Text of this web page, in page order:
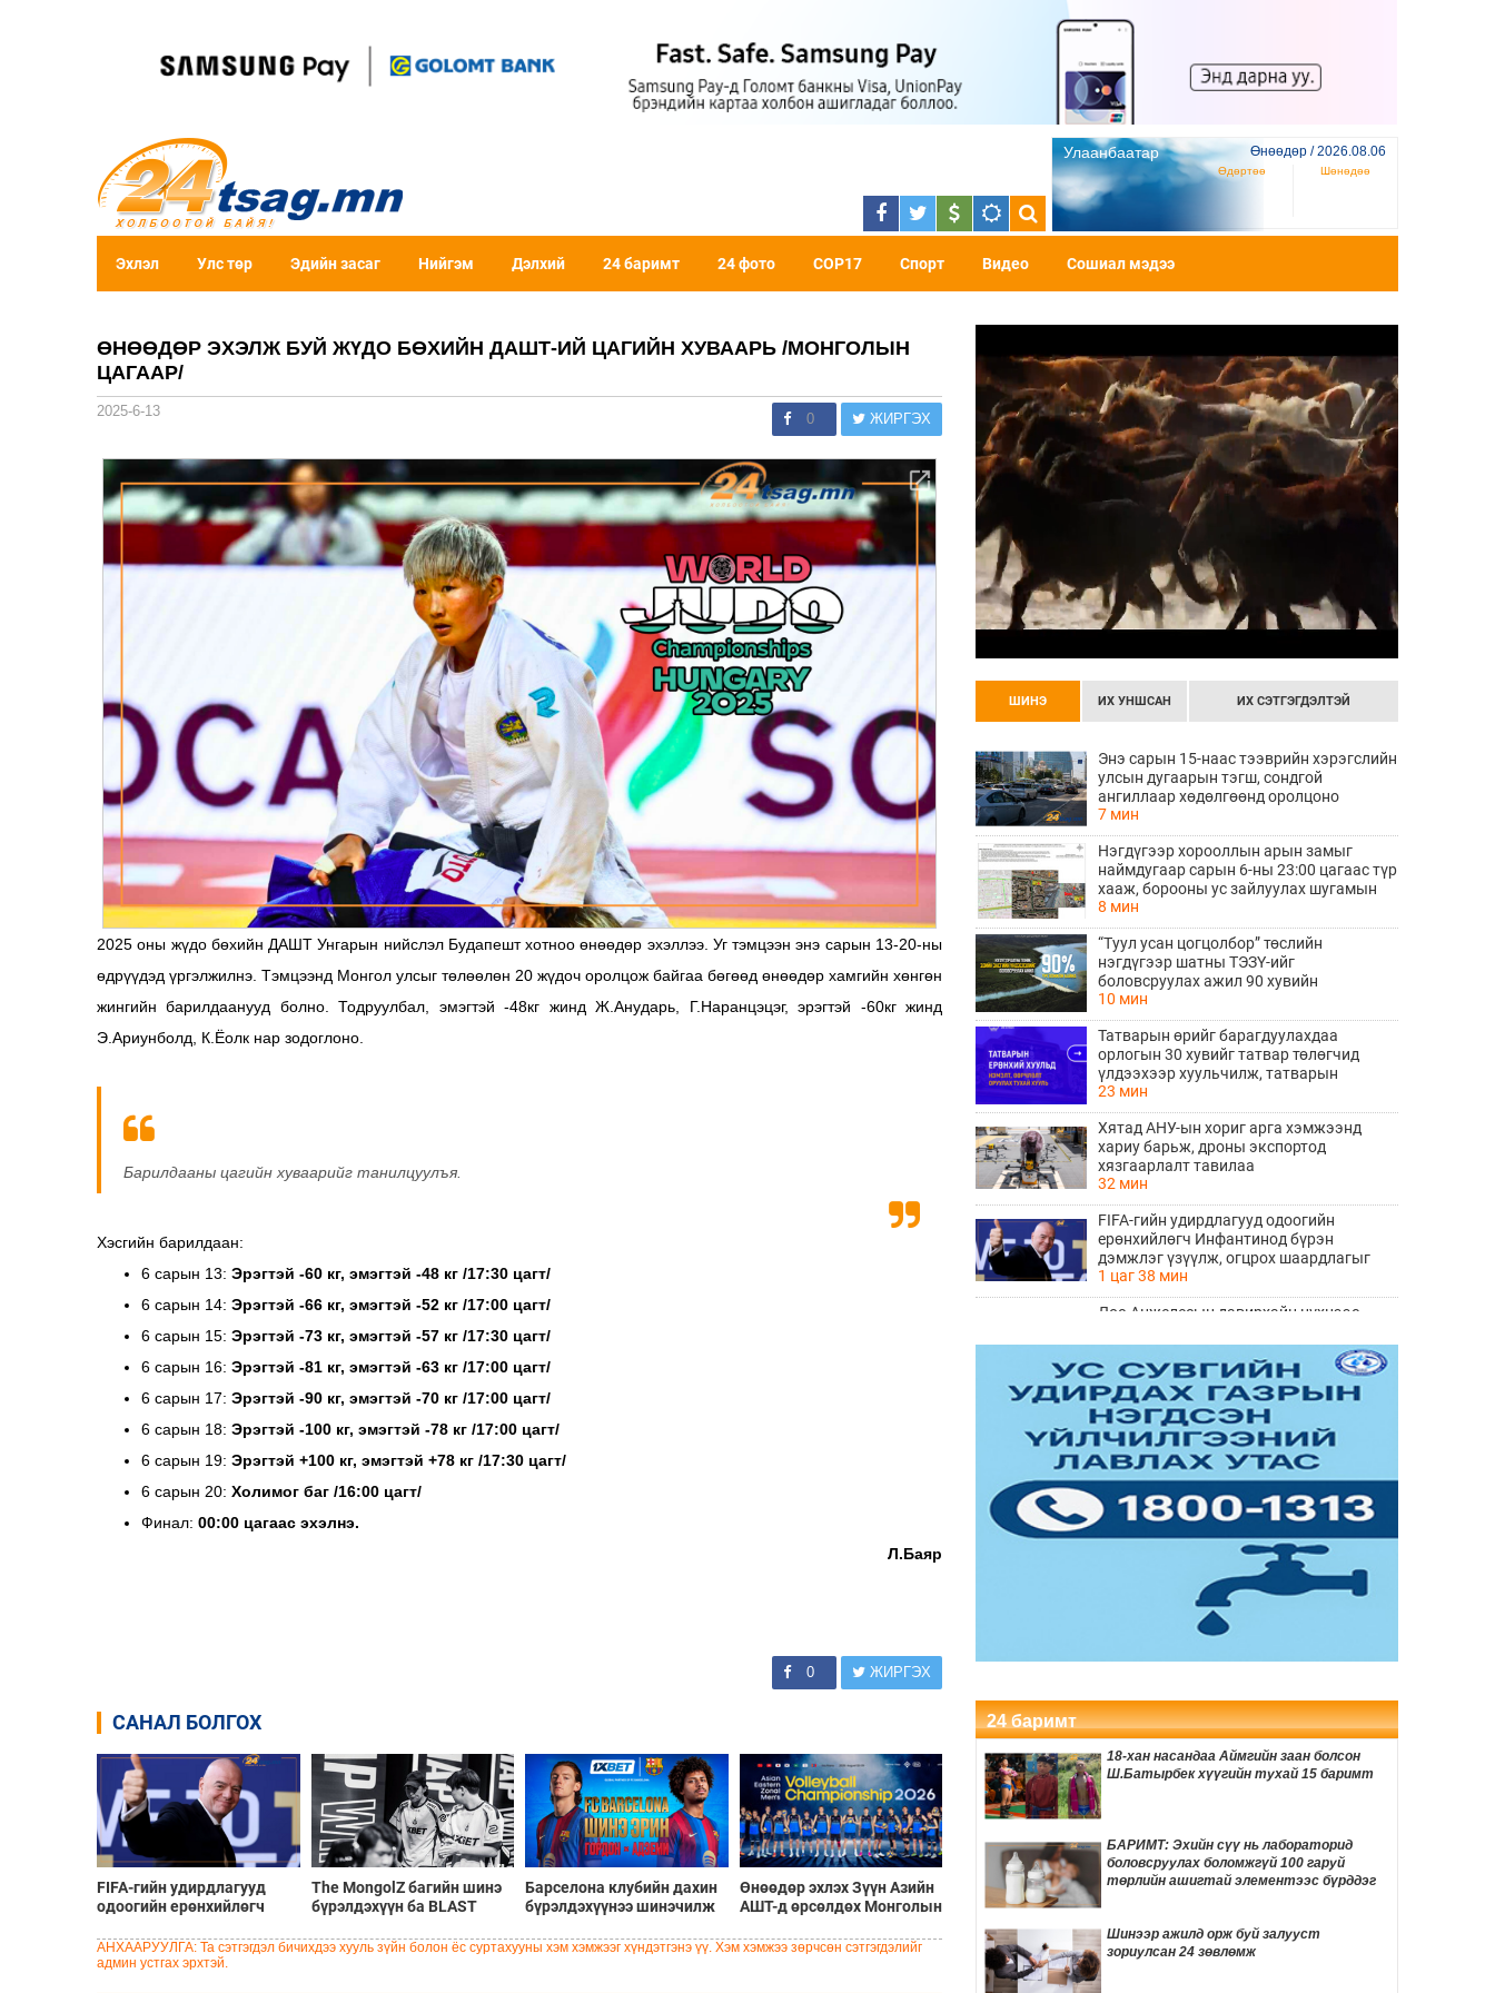
Улаанбаатар Өнөөдөр / 2026.08.06
Өдөртөө Шөнөдөө
Эхлэл Улс төр Эдийн засаг Нийгэм Дэлхий 24 баримт 24 фото COP17 Спорт Видео Сошиал мэдээ
ӨНӨӨДӨР ЭХЭЛЖ БУЙ ЖҮДО БӨХИЙН ДАШТ-ИЙ ЦАГИЙН ХУВААРЬ /МОНГОЛЫН
ЦАГААР/
2025-6-13 0 ЖИРГЭХ
2025 оны жүдо бөхийн ДАШТ Унгарын нийслэл Будапешт хотноо өнөөдөр эхэллээ. Уг тэмцээн энэ сарын 13-20-ны
өдрүүдэд үргэлжилнэ. Тэмцээнд Монгол улсыг төлөөлөн 20 жүдоч оролцож байгаа бөгөөд өнөөдөр хамгийн хөнгөн
жингийн барилдаанууд болно. Тодруулбал, эмэгтэй -48кг жинд Ж.Анударь, Г.Наранцэцэг, эрэгтэй -60кг жинд
Э.Ариунболд, К.Ёолк нар зодоглоно.
Барилдааны цагийн хуваарийг танилцуулъя.
Хэсгийн барилдаан:
6 сарын 13: Эрэгтэй -60 кг, эмэгтэй -48 кг /17:30 цагт/
6 сарын 14: Эрэгтэй -66 кг, эмэгтэй -52 кг /17:00 цагт/
6 сарын 15: Эрэгтэй -73 кг, эмэгтэй -57 кг /17:30 цагт/
6 сарын 16: Эрэгтэй -81 кг, эмэгтэй -63 кг /17:00 цагт/
6 сарын 17: Эрэгтэй -90 кг, эмэгтэй -70 кг /17:00 цагт/
6 сарын 18: Эрэгтэй -100 кг, эмэгтэй -78 кг /17:00 цагт/
6 сарын 19: Эрэгтэй +100 кг, эмэгтэй +78 кг /17:30 цагт/
6 сарын 20: Холимог баг /16:00 цагт/
Финал: 00:00 цагаас эхэлнэ.
Л.Баяр
0 ЖИРГЭХ
САНАЛ БОЛГОХ
FIFA-гийн удирдлагууд
одоогийн ерөнхийлөгч
дэмжлэг үзүүлж, огцрох
шаардлагыг няцаав
The MongolZ багийн шинэ
бүрэлдэхүүн ба BLAST
тэмцээний тойм
Барселона клубийн дахин
бүрэлдэхүүнээ шинэчилж
цонх
Өнөөдөр эхлэх Зүүн Азийн
АШТ-д өрсөлдөх Монголын
бүрэлдэхүүн
АНХААРУУЛГА: Та сэтгэгдэл бичихдээ хууль зүйн болон ёс суртахууны хэм хэмжээг хүндэтгэнэ үү. Хэм хэмжээ зөрчсөн сэтгэгдэлийг
админ устгах эрхтэй.
ШИНЭ ИХ УНШСАН ИХ СЭТГЭГДЭЛТЭЙ
Энэ сарын 15-наас тээврийн хэрэгслийн
улсын дугаарын тэгш, сондгой
ангиллаар хөдөлгөөнд оролцоно
7 мин
Нэгдүгээр хорооллын арын замыг
наймдугаар сарын 6-ны 23:00 цагаас түр
хааж, борооны ус зайлуулах шугамын
хөндлөн сэтэлгээ хийнэ
8 мин
“Туул усан цогцолбор” төслийн
нэгдүгээр шатны ТЭЗҮ-ийг
боловсруулах ажил 90 хувийн
гүйцэтгэлтэй байна
10 мин
Татварын өрийг барагдуулахдаа
орлогын 30 хувийг татвар төлөгчид
үлдээхээр хуульчилж, татварын
тайлангаа залруулах хугацааг хоёр жил
болгон сунгажээ
23 мин
Хятад АНУ-ын хориг арга хэмжээнд
хариу барьж, дроны экспортод
хязгаарлалт тавилаа
32 мин
FIFA-гийн удирдлагууд одоогийн
ерөнхийлөгч Инфантинод бүрэн
дэмжлэг үзүүлж, огцрох шаардлагыг
няцаав
1 цаг 38 мин
Лос-Анжелесын давирхайн нүхнээс
илрүүлжээ
2 цаг 18 мин
Мексикийн алдарт TikTok инфлюэнсер
шууд дамжуулалтын үеэр буудуулан
амиа алджээ
2 цаг 37 мин
Өвөлжилтийн бэлтгэл ажлын хүрээнд
Шадар сайд Н.Номтойбаяр Дорноговь
аймагт ажиллав
Хуримын зочдын МЭДВЭЛ ЗОХИХ
бичигдээгүй дүрмүүд
дугаартай хэрэглэгчдэд бензин олгоно
3 цаг 20 мин
ӨНӨӨДӨР: Нийслэлийн ИТХ-ын ээлжит
VIII хуралдаан болно
Улаанбаатарт 29 градус дулаан байна
Цахилгаан сандал дээр цаазлуулсан
анхны хүн: Уильям Кеммлерийн аймшигт
24 баримт
18-хан насандаа Аймгийн заан болсон
Ш.Батырбек хүүгийн тухай 15 баримт
БАРИМТ: Эхийн сүү нь лабораторид
боловсруулах боломжгүй 100 гаруй
төрлийн ашигтай элементээс бүрддэг
Шинээр ажилд орж буй залууст
зориулсан 24 зөвлөмж